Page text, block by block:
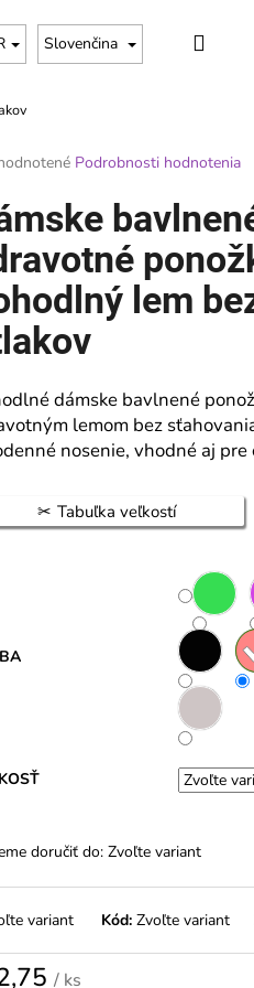
Slovenčina
Podrobnosti hodnotenia
lem
dámske bavlnené
lemom bez
nosenie, vhodné aj
Tabuľka veľkostí
doručiť do: Zvoľte variant
variant Kód: Zvoľte variant
/ ks
PONOŽKY 20 DEN S
2 PÁRY – PELA